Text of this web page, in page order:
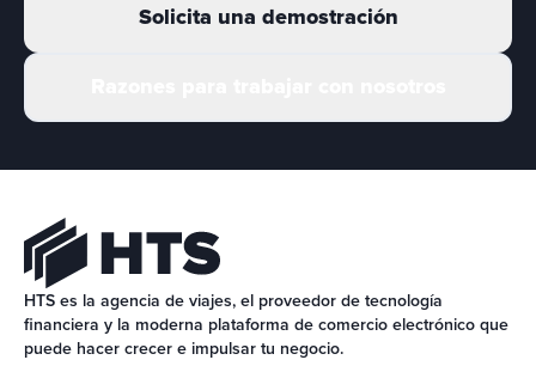
Solicita una demostración
HTS es la agencia de viajes, el proveedor de tecnología
financiera y la moderna plataforma de comercio electrónico que
puede hacer crecer e impulsar tu negocio.